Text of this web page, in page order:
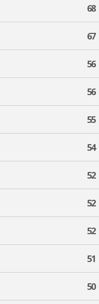
68
67
56
56
55
54
52
52
52
51
50